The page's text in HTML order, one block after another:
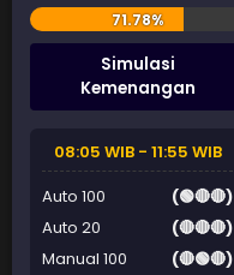
Simulasi
Kemenangan
08:05 WIB - 11:55 WIB
Auto 100
(🟢🔴🔴)
Auto 20
(🔴🔴🔴)
Manual 100
(🔴🟢🔴)